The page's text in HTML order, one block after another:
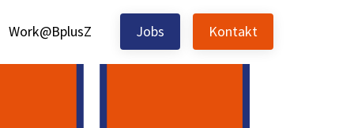
Work@BplusZ Jobs Kontakt